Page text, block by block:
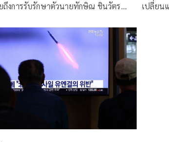
ถึงการรับรักษาตัวนายทักษิณ ชินวัตร
ฉพาะประเด็นห้องสูทว่า ตั้งแต่ช่วงโควิด
นห้องให้เป็นกึ่งไอซียูเครื่องไม้เครื่องมือ
เปลี่ยน